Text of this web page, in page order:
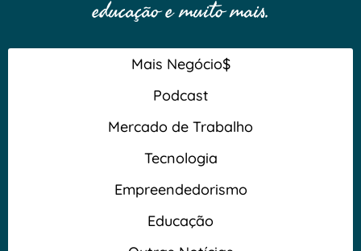
educação e muito mais.
Mais Negócio$
Podcast
Mercado de Trabalho
Tecnologia
Empreendedorismo
Educação